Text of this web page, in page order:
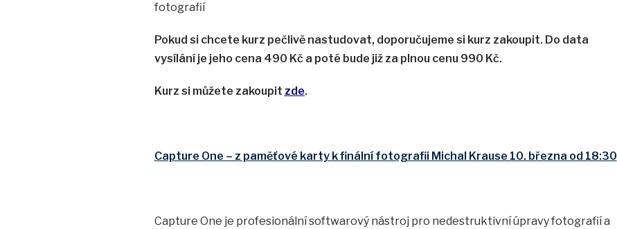
fotografií
Pokud si chcete kurz pečlivě nastudovat, doporučujeme si kurz zakoupit. Do data
vysílání je jeho cena 490 Kč a poté bude již za plnou cenu 990 Kč.
Kurz si můžete zakoupit zde.
Capture One – z paměťové karty k finální fotografii Michal Krause 10. března od 18:30
Capture One je profesionální softwarový nástroj pro nedestruktivní úpravy fotografií a